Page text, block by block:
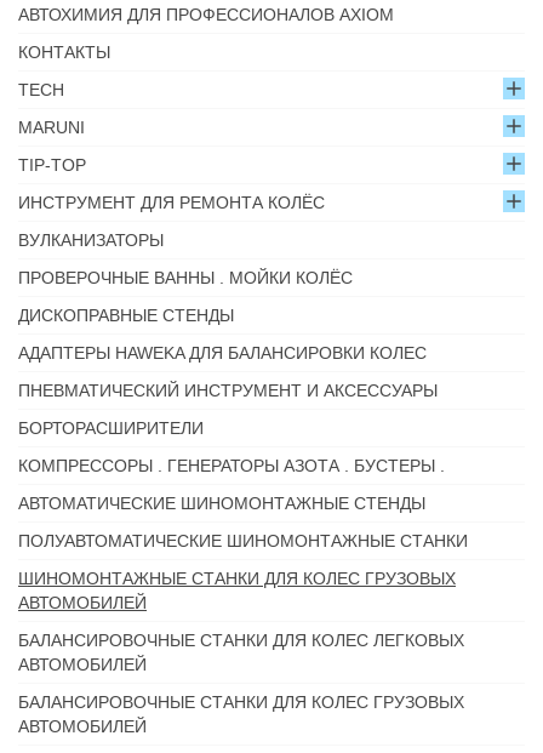
АВТОХИМИЯ ДЛЯ ПРОФЕССИОНАЛОВ AXIOM
КОНТАКТЫ
TECH
MARUNI
TIP-TOP
ИНСТРУМЕНТ ДЛЯ РЕМОНТА КОЛЁС
ВУЛКАНИЗАТОРЫ
ПРОВЕРОЧНЫЕ ВАННЫ . МОЙКИ КОЛЁС
ДИСКОПРАВНЫЕ СТЕНДЫ
АДАПТЕРЫ HAWEKA ДЛЯ БАЛАНСИРОВКИ КОЛЕС
ПНЕВМАТИЧЕСКИЙ ИНСТРУМЕНТ И АКСЕССУАРЫ
БОРТОРАСШИРИТЕЛИ
КОМПРЕССОРЫ . ГЕНЕРАТОРЫ АЗОТА . БУСТЕРЫ .
АВТОМАТИЧЕСКИЕ ШИНОМОНТАЖНЫЕ СТЕНДЫ
ПОЛУАВТОМАТИЧЕСКИЕ ШИНОМОНТАЖНЫЕ СТАНКИ
ШИНОМОНТАЖНЫЕ СТАНКИ ДЛЯ КОЛЕС ГРУЗОВЫХ
АВТОМОБИЛЕЙ
БАЛАНСИРОВОЧНЫЕ СТАНКИ ДЛЯ КОЛЕС ЛЕГКОВЫХ
АВТОМОБИЛЕЙ
БАЛАНСИРОВОЧНЫЕ СТАНКИ ДЛЯ КОЛЕС ГРУЗОВЫХ
АВТОМОБИЛЕЙ